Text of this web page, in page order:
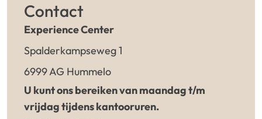
Contact
Experience Center
Spalderkampseweg 1
6999 AG Hummelo
U kunt ons bereiken van maandag t/m
vrijdag tijdens kantooruren.